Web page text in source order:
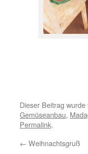
Dieser Beitrag wurde
Gemüseanbau,
Permalink.
← Weihnachtsgruß